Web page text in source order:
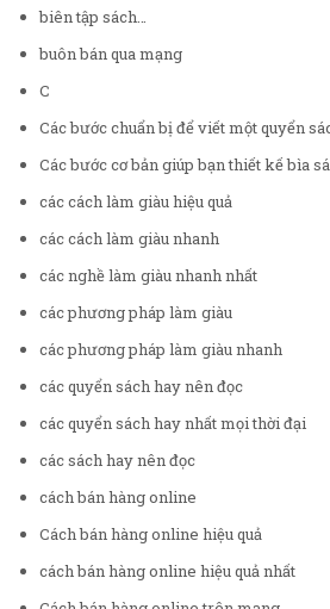
biên tập sách…
buôn bán qua mạng
C
Các bước chuẩn bị để viết một quyển
Các bước cơ bản giúp bạn thiết kế bìa
các cách làm giàu hiệu quả
các cách làm giàu nhanh
các nghề làm giàu nhanh nhất
các phương pháp làm giàu
các phương pháp làm giàu nhanh
các quyển sách hay nên đọc
các quyển sách hay nhất mọi thời đại
các sách hay nên đọc
cách bán hàng online
Cách bán hàng online hiệu quả
cách bán hàng online hiệu quả nhất